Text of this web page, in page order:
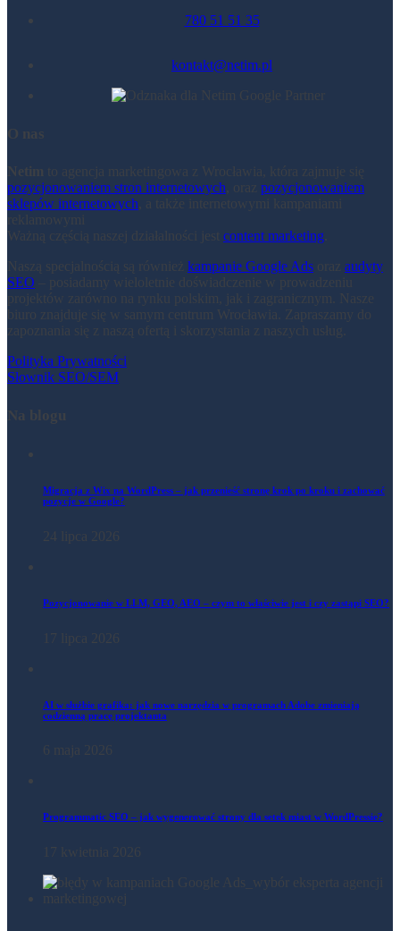
780 51 51 35
kontakt@netim.pl
O nas
Netim to agencja marketingowa z Wrocławia, która zajmuje się
pozycjonowaniem stron internetowych, oraz pozycjonowaniem
sklepów internetowych, a także internetowymi kampaniami
reklamowymi
Ważną częścią naszej działalności jest content marketing
Naszą specjalnością są również kampanie Google Ads oraz audyty
SEO – posiadamy wieloletnie doświadczenie w prowadzeniu
projektów zarówno na rynku polskim, jak i zagranicznym. Nasze
biuro znajduje się w samym centrum Wrocławia. Zapraszamy do
zapoznania się z naszą ofertą i skorzystania z naszych usług.
Polityka Prywatności
Słownik SEO/SEM
Na blogu
Migracja z Wix na WordPress – jak przenieść stronę krok po kroku i zachować
pozycje w Google?
24 lipca 2026
Pozycjonowanie w LLM, GEO, AEO – czym to właściwie jest i czy zastąpi SEO?
17 lipca 2026
AI w służbie grafika: jak nowe narzędzia w programach Adobe zmieniają
codzienną pracę projektanta
6 maja 2026
Programmatic SEO – jak wygenerować strony dla setek miast w WordPressie?
17 kwietnia 2026